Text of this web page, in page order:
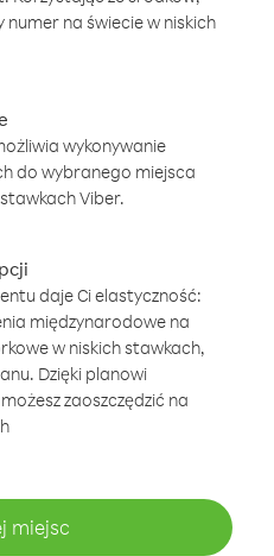
na świecie w niskich
wykonywanie
do wybranego miejsca
Viber.
daje Ci elastyczność:
międzynarodowe na
w niskich stawkach,
Dzięki planowi
zaoszczędzić na
miejsc